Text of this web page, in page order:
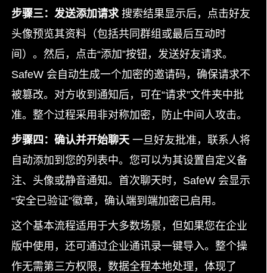
步骤三：发送添加请求搜索结果显示后，点击好友
头像预览其资料（包括共同群组或最后互动时
间）。然后，点击“添加”按钮，发送好友请求。
SafeW 会自动生成一个加密的邀请码，确保请求不
被篡改。对方收到通知后，可在“请求”文件夹中批
准。整个过程采用非对称加密，防止中间人攻击。
步骤四：确认并开始聊天一旦好友批准，联系人将
自动添加到您的列表中。您可以为其设置自定义备
注、头像或静音通知。首次聊天时，SafeW 会显示
“安全已验证”徽章，确认端到端加密已启用。
这个基本流程适用于大多数场景，但如果您在企业
版中使用，还可通过企业通讯录一键导入。整个操
作无需第三方权限，数据全程本地处理，体现了